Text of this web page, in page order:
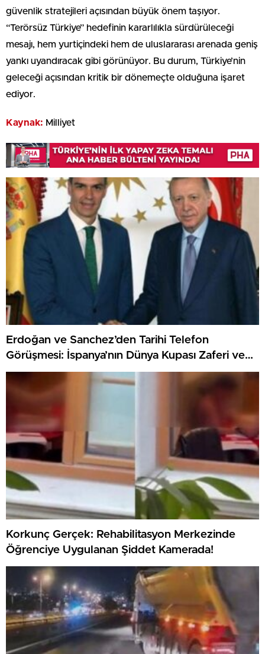
güvenlik stratejileri açısından büyük önem taşıyor.
“Terörsüz Türkiye” hedefinin kararlılıkla sürdürüleceği
mesajı, hem yurtiçindeki hem de uluslararası arenada geniş
yankı uyandıracak gibi görünüyor. Bu durum, Türkiye’nin
geleceği açısından kritik bir dönemeçte olduğuna işaret
ediyor.
Kaynak: Milliyet
Erdoğan ve Sanchez’den Tarihi Telefon
Görüşmesi: İspanya’nın Dünya Kupası Zaferi ve
Filistin Meselesi
Korkunç Gerçek: Rehabilitasyon Merkezinde
Öğrenciye Uygulanan Şiddet Kamerada!